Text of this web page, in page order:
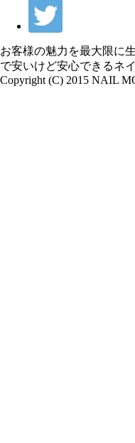
お客様の魅力を最大限に
で安いけど安心できるネ
Copyright (C) 2015 NAIL